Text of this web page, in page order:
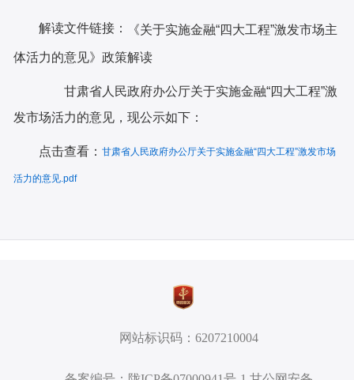
解读文件链接： 《关于实施金融“四大工程”激发市场主
体活力的意见》政策解读
甘肃省人民政府办公厅关于实施金融“四大工程”激
发市场活力的意见，现公示如下：
点击查看：甘肃省人民政府办公厅关于实施金融“四大工程”激发市场
活力的意见.pdf
网站标识码：6207210004